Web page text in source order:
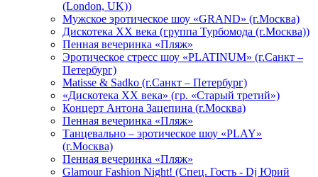
(London, UK))
Мужское эротическое шоу «GRAND» (г.Москва)
Дискотека XX века (группа Турбомода (г.Москва))
Пенная вечеринка «Пляж»
Эротическое стресс шоу «PLATINUM» (г.Санкт –
Петербург)
Matisse & Sadko (г.Санкт – Петербург)
«Дискотека ХХ века» (гр. «Старый третий»)
Концерт Антона Зацепина (г.Москва)
Пенная вечеринка «Пляж»
Танцевально – эротическое шоу «PLAY»
(г.Москва)
Пенная вечеринка «Пляж»
Glamour Fashion Night! (Спец. Гость - Dj Юрий